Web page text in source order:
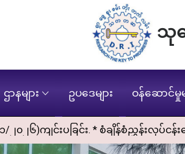
သု
ဌာနများ ဥပဒေများ ဝန်ဆောင်မှုမ
ြင်း. * စံချိန်စံညွှန်းလုပ်ငန်းကော်မတီအ